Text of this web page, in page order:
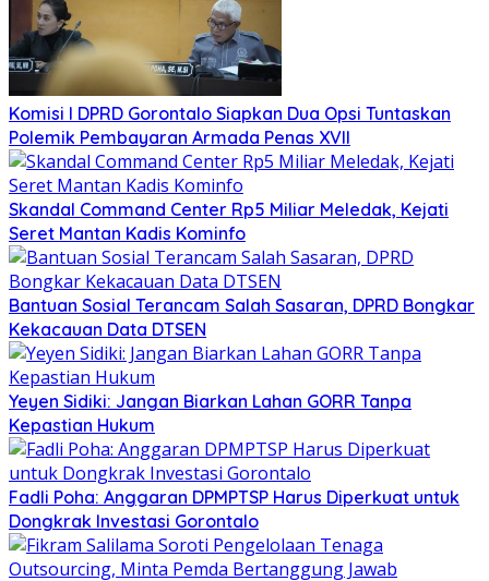
Komisi I DPRD Gorontalo Siapkan Dua Opsi Tuntaskan
Polemik Pembayaran Armada Penas XVII
Skandal Command Center Rp5 Miliar Meledak, Kejati
Seret Mantan Kadis Kominfo
Bantuan Sosial Terancam Salah Sasaran, DPRD Bongkar
Kekacauan Data DTSEN
Yeyen Sidiki: Jangan Biarkan Lahan GORR Tanpa
Kepastian Hukum
Fadli Poha: Anggaran DPMPTSP Harus Diperkuat untuk
Dongkrak Investasi Gorontalo